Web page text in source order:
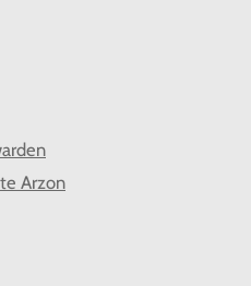
Arzon